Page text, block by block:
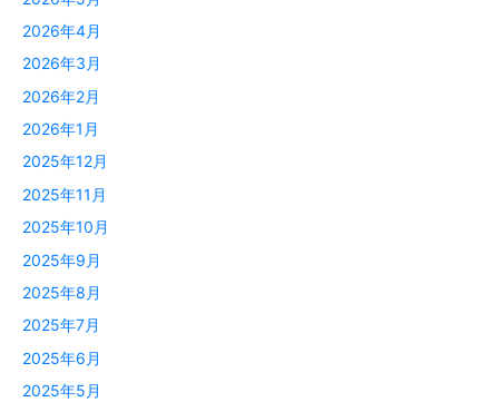
2026年4月
2026年3月
2026年2月
2026年1月
2025年12月
2025年11月
2025年10月
2025年9月
2025年8月
2025年7月
2025年6月
2025年5月